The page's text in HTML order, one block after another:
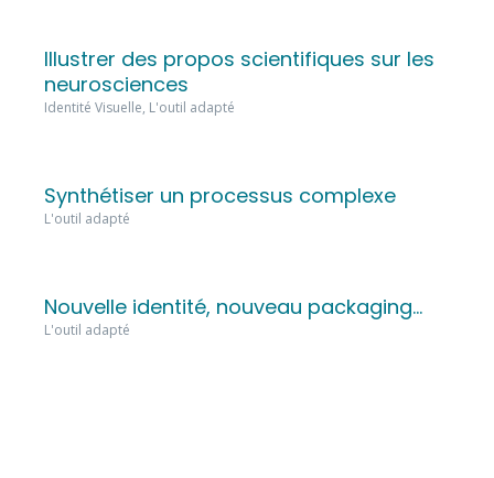
Illustrer des propos scientifiques sur les
neurosciences
Identité Visuelle, L'outil adapté
Synthétiser un processus complexe
L'outil adapté
Nouvelle identité, nouveau packaging…
L'outil adapté